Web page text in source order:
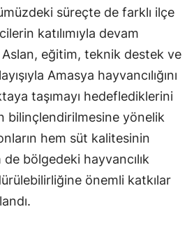
süreçte de farklı ilçe
katılımıyla devam
eğitim, teknik destek ve
Amasya hayvancılığını
taşımayı hedeflediklerini
bilinçlendirilmesine yönelik
hem süt kalitesinin
bölgedeki hayvancılık
önemli katkılar